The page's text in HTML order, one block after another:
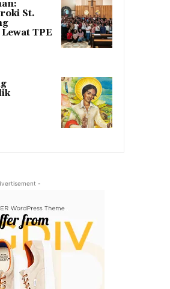
St.
TPE
-